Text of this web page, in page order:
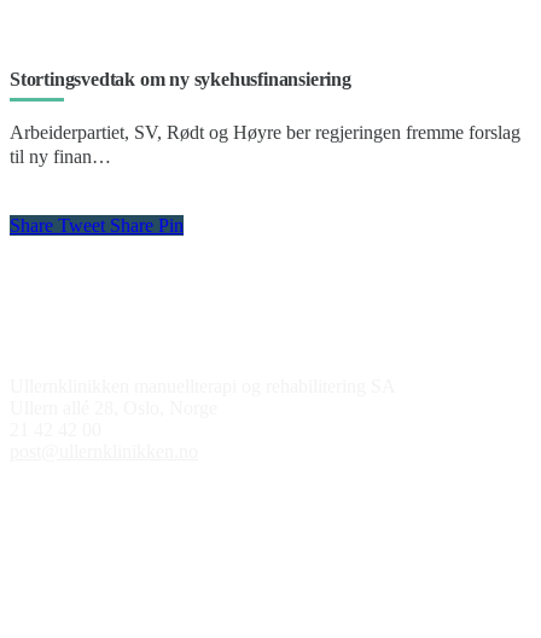
Stortingsvedtak om ny sykehusfinansiering
Arbeiderpartiet, SV, Rødt og Høyre ber regjeringen fremme forslag
til ny finan…
Share Tweet Share Pin